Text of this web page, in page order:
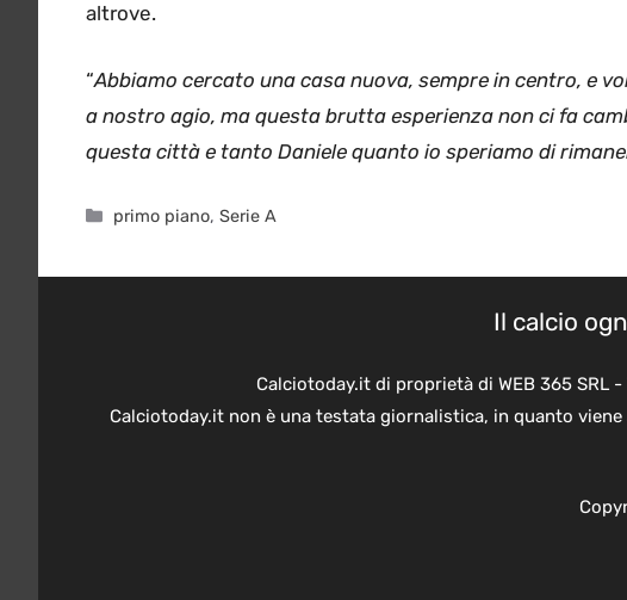
altrove.
“Abbiamo cercato una casa nuova, sempre in centro, e
a nostro agio, ma questa brutta esperienza non ci fa
questa città e tanto Daniele quanto io speriamo di
Categorie
primo piano,Serie A
Il calcio
Calciotoday.it di proprietà di WEB 365 SRL
Calciotoday.it non è una testata giornalistica, in quanto